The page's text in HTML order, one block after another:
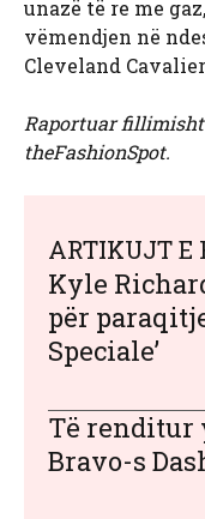
unazë të re me
vëmendjen në
Cleveland
Raportuar fillimisht
theFashionSpot.
ARTIKUJT E
Kyle
për
Speciale’
Të renditur
Bravo-s